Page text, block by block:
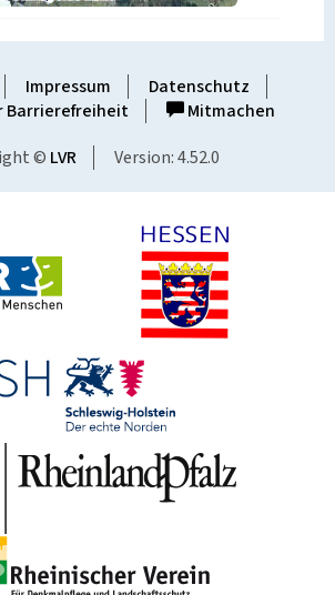
Impressum
Datenschutz
Barrierefreiheit
Mitmachen
© LVR Version: 4.52.0